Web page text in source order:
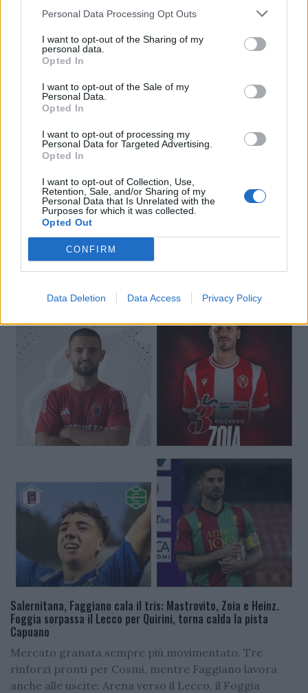
Personal Data Processing Opt Outs
I want to opt-out of the Sharing of my
personal data.
Opted In
I want to opt-out of the Sale of my
Personal Data.
Opted In
I want to opt-out of processing my
Personal Data for Targeted Advertising.
Opted In
I want to opt-out of Collection, Use,
Retention, Sale, and/or Sharing of my
Personal Data that Is Unrelated with the
Purposes for which it was collected.
Opted Out
CONFIRM
Data Deletion Data Access Privacy Policy
Salernitana, Faggiano cala il tris: Mastrovito, Zoia e Heinz.
Foggia sorpassa il Lecco per Quirini, torna calda la pista
Capuano
Mercato granata sempre più movimentato. Tre
rinforzi pronti per Cosmi, mentre Faggiano lavora
anche alle uscite: Arena verso il Lecco, il Foggia